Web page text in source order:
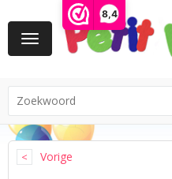
8,4
Toggle
navigation
Vorige